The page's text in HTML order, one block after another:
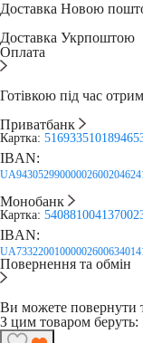
Доставка Новою
Доставка Укрпоштою
Оплата
Готівкою під час
Приватбанк
Картка:
IBAN:
Монобанк
Картка:
IBAN:
Повернення та обмін
Ви можете повернути
З цим товаром беруть: